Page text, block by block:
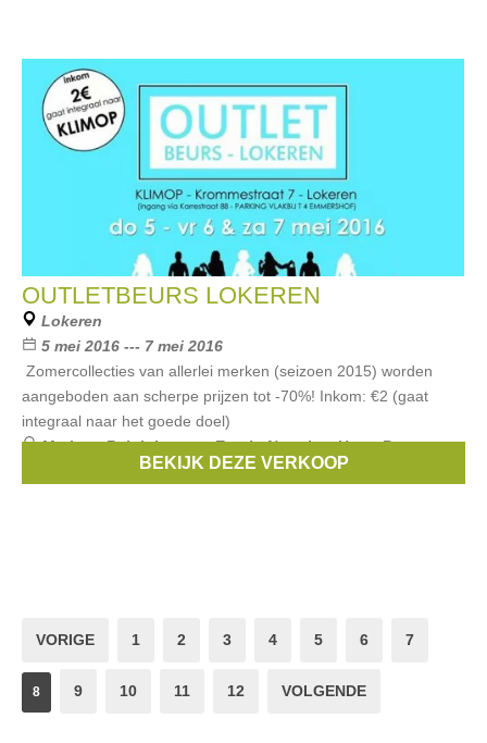
OUTLETBEURS LOKEREN
Lokeren
5 mei 2016 --- 7 mei 2016
Zomercollecties van allerlei merken (seizoen 2015) worden
aangeboden aan scherpe prijzen tot -70%! Inkom: €2 (gaat
integraal naar het goede doel)
Merken:Ralph Lauren,Esprit,Noppies,Hugo Boss,
, ...BEKIJK DEZE VERKOOP
VORIGE 1 2 3 4 5 6 7
8 9 10 11 12 VOLGENDE